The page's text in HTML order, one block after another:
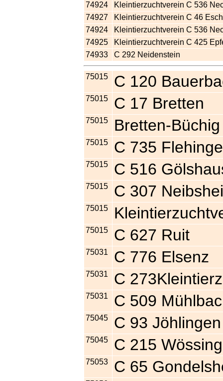
74924
Kleintierzuchtverein C 536
74927
Kleintierzuchtverein C 46
74924
Kleintierzuchtverein C 536
74925
Kleintierzuchtverein C 425
74933
C 292 Neidenstein
75015 C 120
75015 C 17 Bretten
75015 Bretten-Büchig
75015 C 735
75015 C 516
75015 C 307
75015
75015 C 627 Ruit
75031 C 776
75031 C
75031 C 509
75045 C 93 Jöhlingen
75045 C 215
75053 C 65